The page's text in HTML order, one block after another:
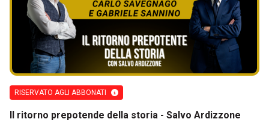
RISERVATO AGLI ABBONATI
Il ritorno prepotende della storia - Salvo Ardizzone